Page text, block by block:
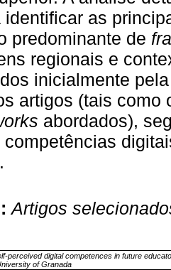
identificar as
predominante de
regionais e
inicialmente
artigos (tais como
abordados),
competências
Artigos
perceived digital competences in future
of Granada